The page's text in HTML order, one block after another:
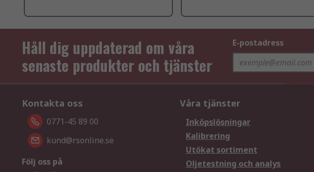
Håll dig uppdaterad om våra
senaste produkter och tjänster
E-postadress
Kontakta oss
0771-45 89 00
kund@rsonline.se
Följ oss på
Våra tjänster
Inköpslösningar
Kalibrering
Utökat sortiment
Oljetestning och analys